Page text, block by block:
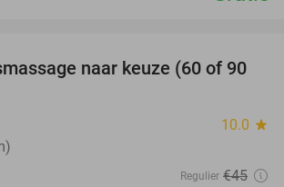
40%
naar keuze (60 of 90
10.0 star
Regulier €45